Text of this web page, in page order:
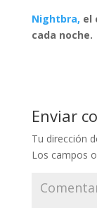
Nightbra, el
cada noche.
Enviar
Tu dirección
Los campos